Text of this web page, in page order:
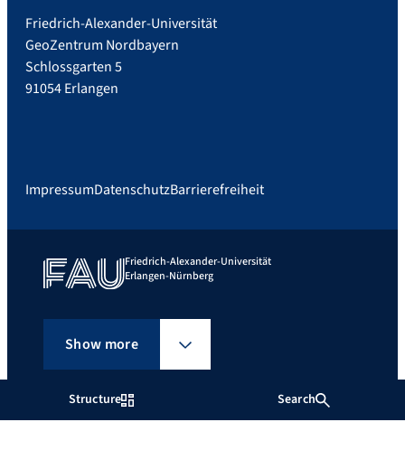
Structure Search
Friedrich-Alexander-Universität
GeoZentrum Nordbayern
Schlossgarten 5
91054 Erlangen
ImpressumDatenschutzBarrierefreiheit
Friedrich-Alexander-Universität
Erlangen-Nürnberg
Show more